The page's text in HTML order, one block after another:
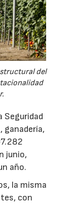
del
Seguridad
ganadería,
junio,
año.
la misma
con